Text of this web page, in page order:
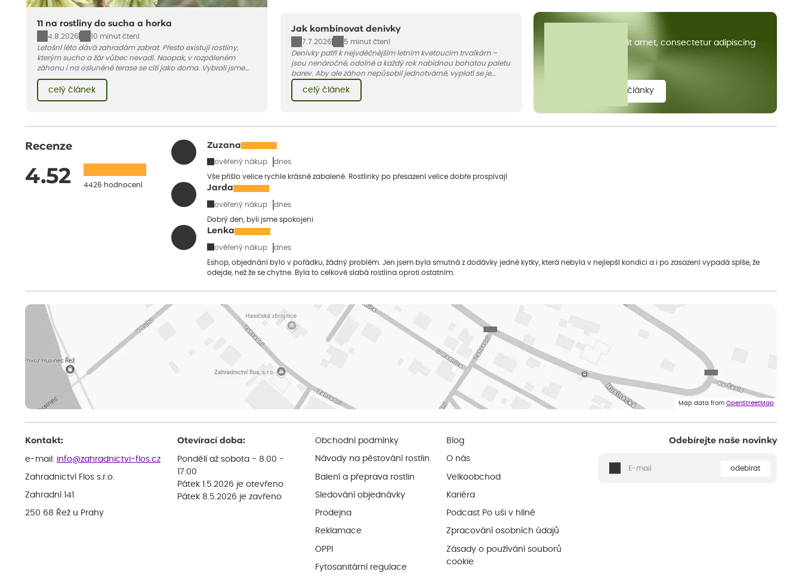
11 na rostliny do sucha a horka
4.8.2026
10 minut čtení
Letošní léto dává zahradám zabrat. Přesto existují rostliny,
kterým sucho a žár vůbec nevadí. Naopak, v rozpáleném
záhonu i na osluněné terase se cítí jako doma. Vybrali jsme
pro vás 11 tipů na odolné druhy, které zvládnou horké a suché
léto bez pravidelné zálivky. Pojďme se podívat, které to jsou.
celý článek
Jak kombinovat denivky
7.7.2026
5 minut čtení
Denivky patří k nejvděčnějším letním kvetoucím trvalkám –
jsou nenáročné, odolné a každý rok nabídnou bohatou paletu
barev. Aby ale záhon nepůsobil jednotvárně, vyplatí se je
jakými trvalkami a travinami denivky nejlépe ladí.
celý článek
Lorem ipsum dolor sit amet, consectetur adipiscing
zobrazit všechny články
Recenze
4.52 4426 hodnocení
Zuzana
ověřený nákup dnes
Vše přišlo velice rychle krásně zabalené. Rostlinky po přesazení velice dobře prospívají
Jarda
ověřený nákup dnes
Dobrý den, byli jsme spokojeni
Lenka
ověřený nákup dnes
Eshop, objednání bylo v pořádku, žádný problém. Jen jsem byla smutná z dodávky jedné kytky, která nebyla v nejlepší kondici a i po zasazení vypadá spíše, že
odejde, než že se chytne. Byla to celkově slabá rostlina oproti ostatním.
Map data from OpenStreetMap
Kontakt:
e-mail: info@zahradnictvi-flos.cz
Zahradnictví Flos s.r.o.
Zahradní 141
250 68 Řež u Prahy
Otevírací doba:
Pondělí až sobota - 8:00 -
17:00
Pátek 1.5.2026 je otevřeno
Pátek 8.5.2026 je zavřeno
Obchodní podmínky
Návody na pěstování rostlin
Balení a přeprava rostlin
Sledování objednávky
Prodejna
Reklamace
OPPI
Fytosanitární regulace
Blog
O nás
Velkoobchod
Kariéra
Podcast Po uši v hlíně
Zpracování osobních údajů
Zásady o používání souborů
cookie
Odebírejte naše novinky
odebírat